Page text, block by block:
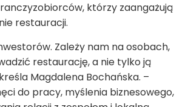
którzy zaangażują
restauracji.
Zależy nam na osobach,
restaurację, a nie tylko ją
Magdalena Bochańska. –
do pracy, myślenia biznesowego,